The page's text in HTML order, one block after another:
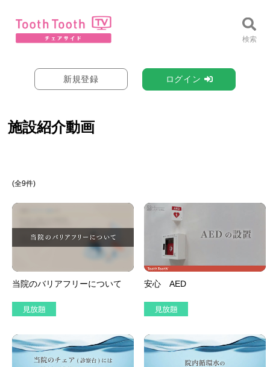
新規登録 ログイン
施設紹介動画
(全9件)
当院のバリアフリーについて 安心 AED